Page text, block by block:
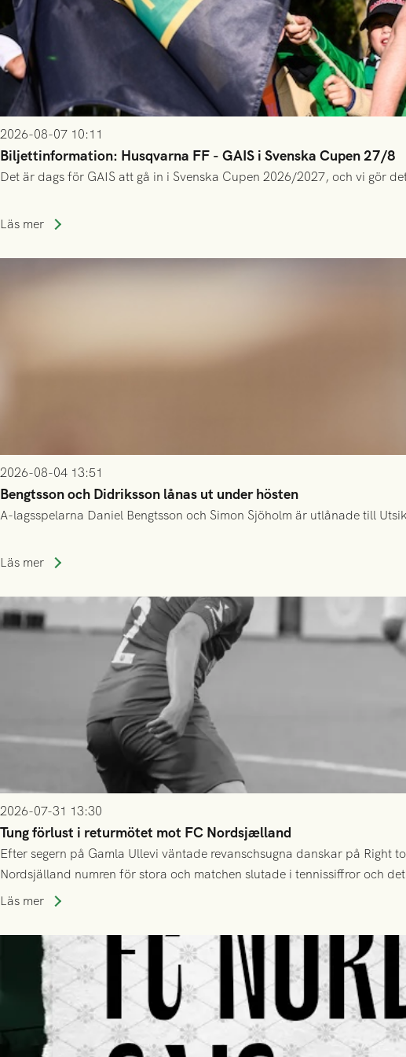
2026-08-07 10:11
Biljettinformation: Husqvarna FF - GAIS i Svenska Cupen 27/8
Det är dags för GAIS att gå in i Svenska Cupen 2026/2027, och vi gör
Läs mer
2026-08-04 13:51
Bengtsson och Didriksson lånas ut under hösten
A-lagsspelarna Daniel Bengtsson och Simon Sjöholm är utlånade till
Läs mer
2026-07-31 13:30
Tung förlust i returmötet mot FC Nordsjælland
Efter segern på Gamla Ullevi väntade revanschsugna danskar på
Nordsjälland numren för stora och matchen slutade i tennissiffror och
Läs mer